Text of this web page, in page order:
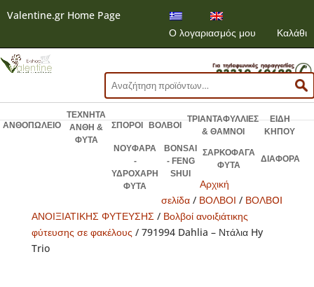
Valentine.gr Home Page
Ο λογαριασμός μου
Καλάθι
Αναζήτηση
για:
ΑΝΘΟΠΩΛΕΙΟ
ΤΕΧΝΗΤΑ
ΑΝΘΗ &
ΦΥΤΑ
ΣΠΟΡΟΙ ΒΟΛΒΟΙ
ΤΡΙΑΝΤΑΦΥΛΛΙΕΣ
& ΘΑΜΝΟΙ
ΕΙΔΗ
ΚΗΠΟΥ
ΝΟΥΦΑΡΑ
-
ΥΔΡΟΧΑΡΗ
ΦΥΤΑ
BONSAI
- FENG
SHUI
ΣΑΡΚΟΦΑΓΑ
ΦΥΤΑ
ΔΙΑΦΟΡΑ
Αρχική
σελίδα / ΒΟΛΒΟΙ / ΒΟΛΒOI
ΑΝΟΙΞΙΑΤΙΚΗΣ ΦΥΤΕΥΣΗΣ/ Βολβοί ανοιξιάτικης
φύτευσης σε φακέλους / 791994 Dahlia – Ντάλια Hy
Trio